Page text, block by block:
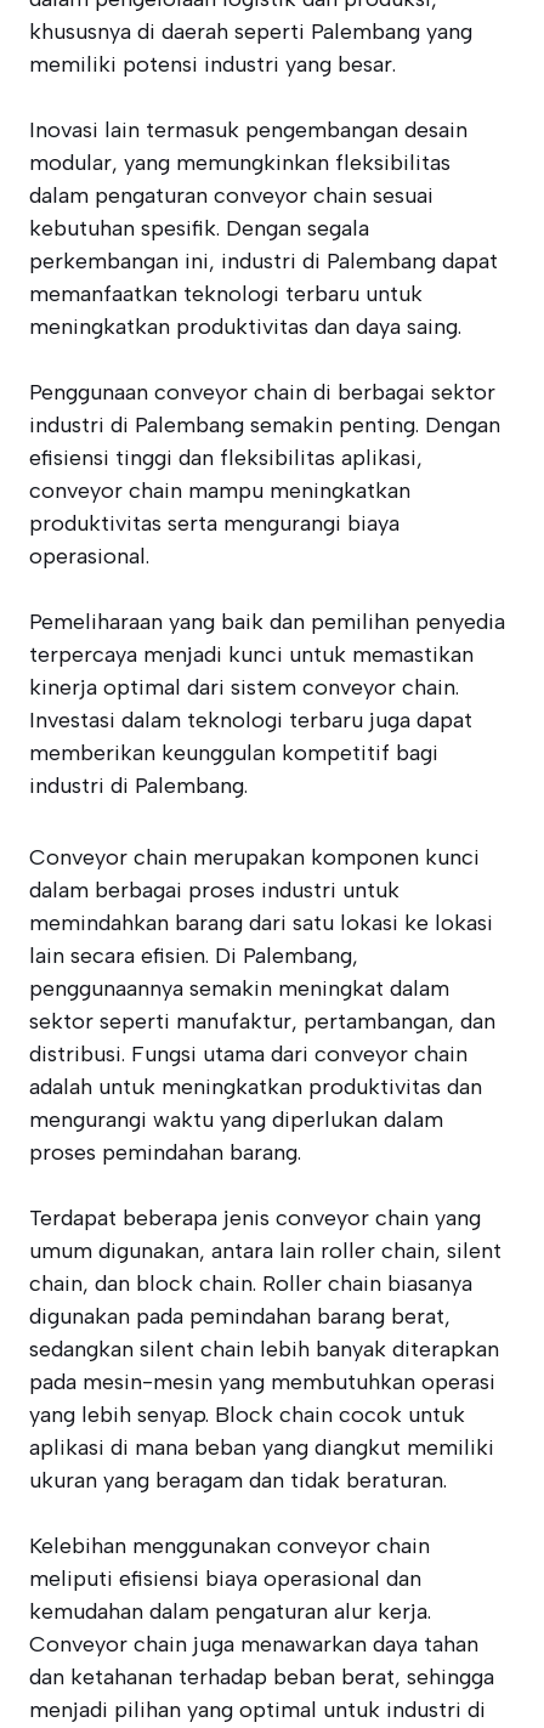
khususnya di daerah seperti Palembang yang
memiliki potensi industri yang besar.
Inovasi lain termasuk pengembangan desain
modular, yang memungkinkan fleksibilitas
dalam pengaturan conveyor chain sesuai
kebutuhan spesifik. Dengan segala
perkembangan ini, industri di Palembang dapat
memanfaatkan teknologi terbaru untuk
meningkatkan produktivitas dan daya saing.
Penggunaan conveyor chain di berbagai sektor
industri di Palembang semakin penting. Dengan
efisiensi tinggi dan fleksibilitas aplikasi,
conveyor chain mampu meningkatkan
produktivitas serta mengurangi biaya
operasional.
Pemeliharaan yang baik dan pemilihan penyedia
terpercaya menjadi kunci untuk memastikan
kinerja optimal dari sistem conveyor chain.
Investasi dalam teknologi terbaru juga dapat
memberikan keunggulan kompetitif bagi
industri di Palembang.
Conveyor chain merupakan komponen kunci
dalam berbagai proses industri untuk
memindahkan barang dari satu lokasi ke lokasi
lain secara efisien. Di Palembang,
penggunaannya semakin meningkat dalam
sektor seperti manufaktur, pertambangan, dan
distribusi. Fungsi utama dari conveyor chain
adalah untuk meningkatkan produktivitas dan
mengurangi waktu yang diperlukan dalam
proses pemindahan barang.
Terdapat beberapa jenis conveyor chain yang
umum digunakan, antara lain roller chain, silent
chain, dan block chain. Roller chain biasanya
digunakan pada pemindahan barang berat,
sedangkan silent chain lebih banyak diterapkan
pada mesin-mesin yang membutuhkan operasi
yang lebih senyap. Block chain cocok untuk
aplikasi di mana beban yang diangkut memiliki
ukuran yang beragam dan tidak beraturan.
Kelebihan menggunakan conveyor chain
meliputi efisiensi biaya operasional dan
kemudahan dalam pengaturan alur kerja.
Conveyor chain juga menawarkan daya tahan
dan ketahanan terhadap beban berat, sehingga
menjadi pilihan yang optimal untuk industri di